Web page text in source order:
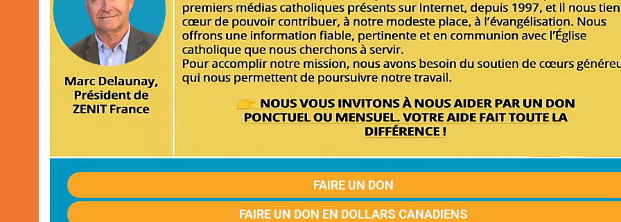
FAIRE UN DON
FAIRE UN DON EN DOLLARS CANADIENS